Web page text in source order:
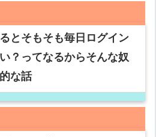
とそもそも毎日ログイン
？ってなるからそんな奴
な話